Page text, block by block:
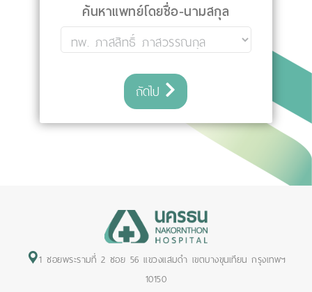
ค้นหาแพทย์โดยชื่อ-นามสกุล
ถัดไป
1 ซอยพระรามที่ 2 ซอย 56 แขวงแสมดำ เขตบางขุนเทียน กรุงเทพฯ
10150